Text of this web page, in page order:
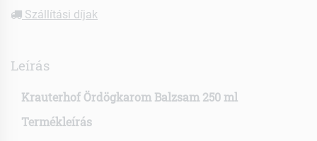
Szállítási díjak
Leírás
Krauterhof Ördögkarom Balzsam 250 ml
Termékleírás